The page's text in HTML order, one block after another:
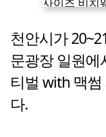
천안시가
문광장 일원에
티벌 with 맥
다.